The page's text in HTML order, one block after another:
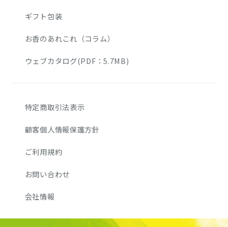
ギフト包装
お香のあれこれ（コラム）
ウェブカタログ(PDF：5.7MB)
特定商取引法表示
顧客個人情報保護方針
ご利用規約
お問い合わせ
会社情報